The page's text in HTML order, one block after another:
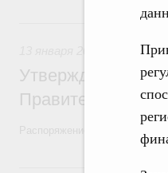
Утверждён план
Правительства на